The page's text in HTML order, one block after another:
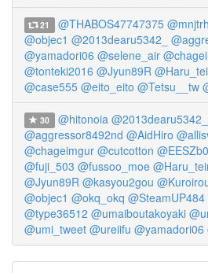
21 @THABOS47747375
@objec1 @2013dearu5342_
@yamadori06 @selene_air
@tonteki2016 @Jyun89R
@case555 @eito_eito @Tetsu__tw
30 @hitonoia @2013dearu5342_
@aggressor8492nd @AidHiro
@chageimgur @cutcotton
@fuji_503 @fussoo_moe
@Jyun89R @kasyou2gou
@objec1 @okq_okq @SteamUP484
@type36512 @umaiboutakoyaki
@umi_tweet @ureiifu @yamadori06